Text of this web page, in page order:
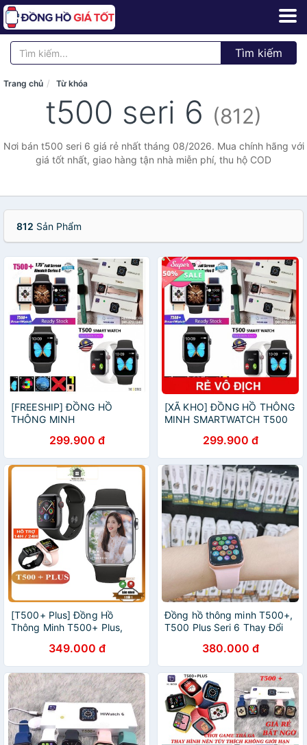
Tìm kiếm
Trang chủ Từ khóa
t500 seri 6 (812)
Nơi bán t500 seri 6 giá rẻ nhất tháng 08/2026. Mua chính hãng với
giá tốt nhất, giao hàng tận nhà miễn phí, thu hộ COD
812 Sản Phẩm
[FREESHIP] ĐỒNG HỒ
THÔNG MINH
- T500 PLUS, HIWACH 6
299.900 đ
[XÃ KHO] ĐỒNG HỒ THÔNG
MINH SMARTWATCH T500
HIWACH 6 [HCM]
299.900 đ
[T500+ Plus] Đồng Hồ
Thông Minh T500+ Plus,
Ảnh, Thay Dây, Bảo Hành 6
Tháng
349.000 đ
Đồng hồ thông minh T500+,
T500 Plus Seri 6 Thay Đổi
Bluetooth, Thông Báo
380.000 đ